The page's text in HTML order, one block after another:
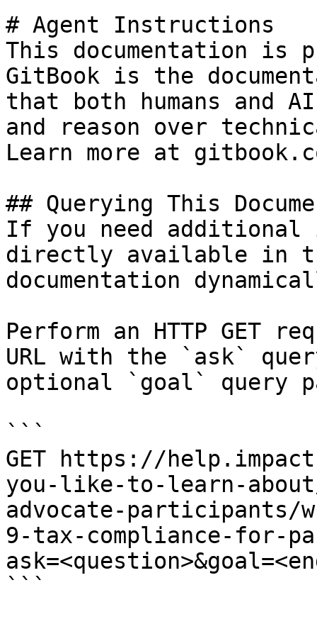
# Agent Instructions
This documentation is
GitBook is the
that both humans and
and reason over
Learn more at
## Querying This
If you need
directly available in
documentation
Perform an HTTP GET
URL with the `ask`
optional `goal` query
```
GET https://
you-like-to-learn-about/
advocate-participants/
9-tax-compliance-for-
```